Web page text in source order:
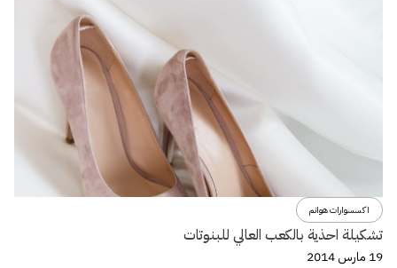
اكسسوارات هوانم
تشكيلة احذية بالكعب العالي للبنوتات
19 مارس 2014